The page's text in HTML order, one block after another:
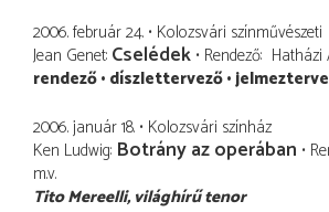
2006. február 24. Kolozsvári színművészeti
Jean Genet Cselédek Rendező Hatházi
rendező díszlettervező
2006. január 18. Kolozsvári színház
Ken Ludwig Botrány az operában
m.v.
Tito Mereelli világhírű tenor